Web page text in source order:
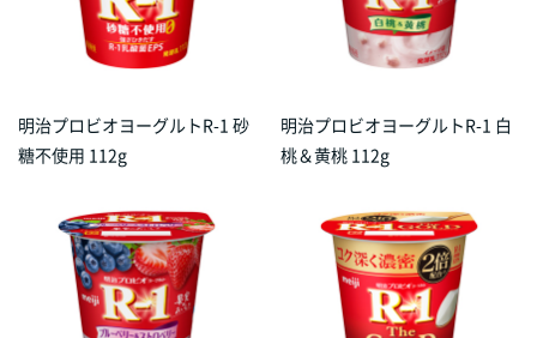
明治プロビオヨーグルトR-1 砂
糖不使用 112g
明治プロビオヨーグルトR-1 白
桃＆黄桃 112g